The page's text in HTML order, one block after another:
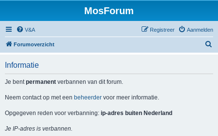
MosForum
V&A Aanmelden
Registreer
Forumoverzicht
Informatie
Je bentpermanent verbannen van dit forum.
Neem contact op met een beheerder voor meer informatie.
Opgegeven reden voor verbanning: ip-adres buiten Nederland
Je IP-adres is verbannen.